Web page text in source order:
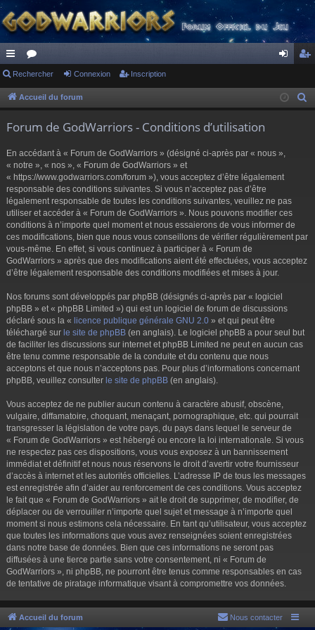
ac
co
s
or
u ne cri
Rechercher Connexion Inscription
Accueil du forum
Forum de GodWarriors - Conditions d’utilisation
En accédant à « Forum de GodWarriors » (désigné ci-après par « nous »,
« notre », « nos », « Forum de GodWarriors » et
« https://www.godwarriors.com/forum »), vous acceptez d’être légalement
responsable des conditions suivantes. Si vous n’acceptez pas d’être
légalement responsable de toutes les conditions suivantes, veuillez ne pas
utiliser et accéder à « Forum de GodWarriors ». Nous pouvons modifier ces
conditions à n’importe quel moment et nous essaierons de vous informer de
ces modifications, bien que nous vous conseillons de vérifier régulièrement par
vous-même. En effet, si vous continuez à participer à « Forum de
GodWarriors » après que des modifications aient été effectuées, vous acceptez
d’être légalement responsable des conditions modifiées et mises à jour.
Nos forums sont développés par phpBB (désignés ci-après par « logiciel
phpBB » et « phpBB Limited ») qui est un logiciel de forum de discussions
déclaré sous la « licence publique générale GNU 2.0 » et qui peut être
téléchargé sur le site de phpBB (en anglais). Le logiciel phpBB a pour seul but
de faciliter les discussions sur internet et phpBB Limited ne peut en aucun cas
être tenu comme responsable de la conduite et du contenu que nous
acceptons et que nous n’acceptons pas. Pour plus d’informations concernant
phpBB, veuillez consulter le site de phpBB (en anglais).
Vous acceptez de ne publier aucun contenu à caractère abusif, obscène,
vulgaire, diffamatoire, choquant, menaçant, pornographique, etc. qui pourrait
transgresser la législation de votre pays, du pays dans lequel le serveur de
« Forum de GodWarriors » est hébergé ou encore la loi internationale. Si vous
ne respectez pas ces dispositions, vous vous exposez à un bannissement
immédiat et définitif et nous nous réservons le droit d’avertir votre fournisseur
d’accès à internet et les autorités officielles. L’adresse IP de tous les messages
est enregistrée afin d’aider au renforcement de ces conditions. Vous acceptez
le fait que « Forum de GodWarriors » ait le droit de supprimer, de modifier, de
déplacer ou de verrouiller n’importe quel sujet et message à n’importe quel
moment si nous estimons cela nécessaire. En tant qu’utilisateur, vous acceptez
que toutes les informations que vous avez renseignées soient enregistrées
dans notre base de données. Bien que ces informations ne seront pas
diffusées à une tierce partie sans votre consentement, ni « Forum de
GodWarriors », ni phpBB, ne pourront être tenus comme responsables en cas
de tentative de piratage informatique visant à compromettre vos données.
Accueil du forum Nous contacter